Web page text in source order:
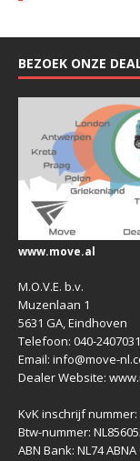
BEZOEK ONZE
www.move.al
M.O.V.E. b.v.
Muzenlaan 1
5631 GA, Eindhoven
Telefoon: 040-
Email: info@move-
Dealer Website:
KvK inschrijf nummer:
Btw-nummer:
ABN Bank: NL74